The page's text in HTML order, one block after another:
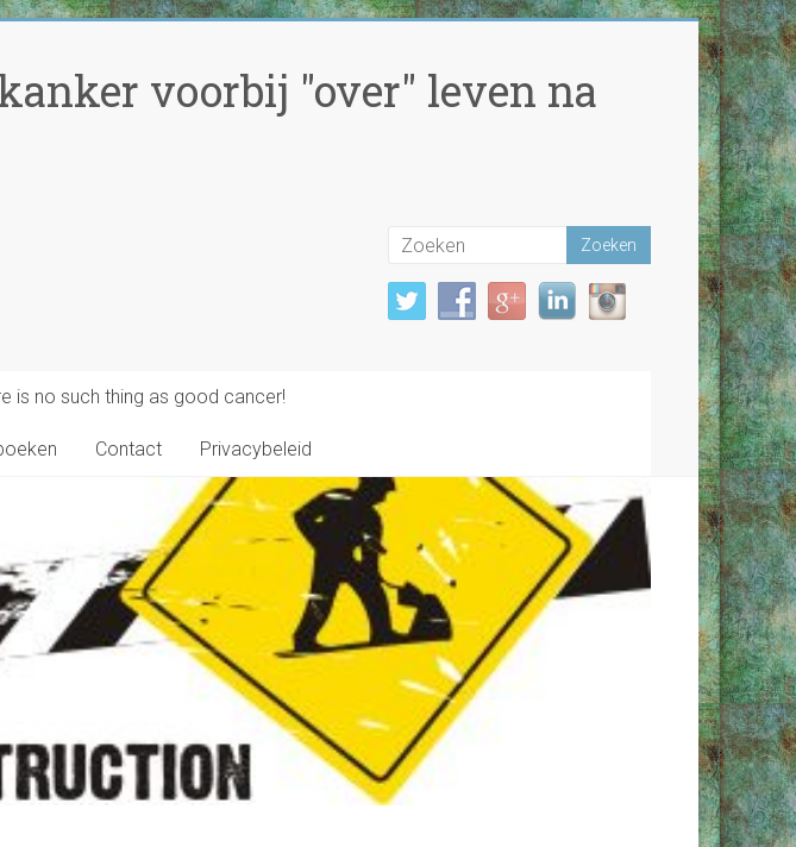
voorbij "over" leven na
is no such thing as good cancer!
Contact Privacybeleid